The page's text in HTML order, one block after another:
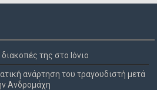
της στο Ιόνιο
ανάρτηση του τραγουδιστή μετά
Ανδρομάχη